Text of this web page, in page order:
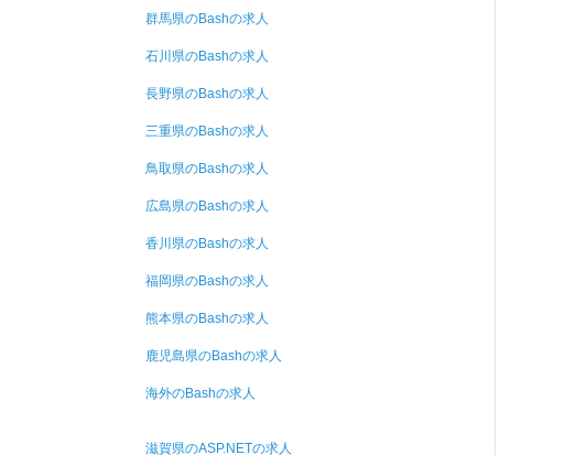
群馬県のBashの求人
石川県のBashの求人
長野県のBashの求人
三重県のBashの求人
鳥取県のBashの求人
広島県のBashの求人
香川県のBashの求人
福岡県のBashの求人
熊本県のBashの求人
鹿児島県のBashの求人
海外のBashの求人
滋賀県のASP.NETの求人